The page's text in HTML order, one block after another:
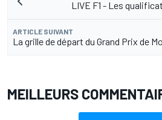
LIVE F1 - Les
ARTICLE SUIVANT
La grille de départ du Grand Prix de
MEILLEURS